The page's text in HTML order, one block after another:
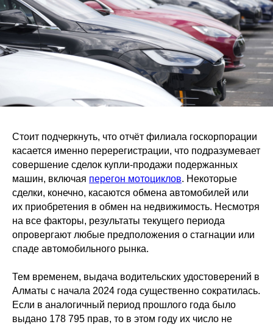
Стоит подчеркнуть, что отчёт филиала госкорпорации
касается именно перерегистрации, что подразумевает
совершение сделок купли-продажи подержанных
машин, включая перегон мотоциклов. Некоторые
сделки, конечно, касаются обмена автомобилей или
их приобретения в обмен на недвижимость. Несмотря
на все факторы, результаты текущего периода
опровергают любые предположения о стагнации или
спаде автомобильного рынка.
Тем временем, выдача водительских удостоверений в
Алматы с начала 2024 года существенно сократилась.
Если в аналогичный период прошлого года было
выдано 178 795 прав, то в этом году их число не